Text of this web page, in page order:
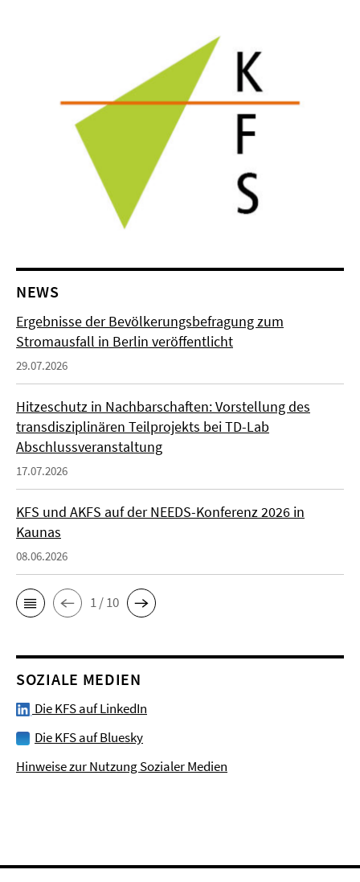
NEWS
Ergebnisse der Bevölkerungsbefragung zum
Stromausfall in Berlin veröffentlicht
29.07.2026
Hitzeschutz in Nachbarschaften: Vorstellung des
transdisziplinären Teilprojekts bei TD-Lab
Abschlussveranstaltung
17.07.2026
KFS und AKFS auf der NEEDS-Konferenz 2026 in
Kaunas
08.06.2026
1 / 10
SOZIALE MEDIEN
Die KFS auf LinkedIn
Die KFS auf Bluesky
Hinweise zur Nutzung Sozialer Medien